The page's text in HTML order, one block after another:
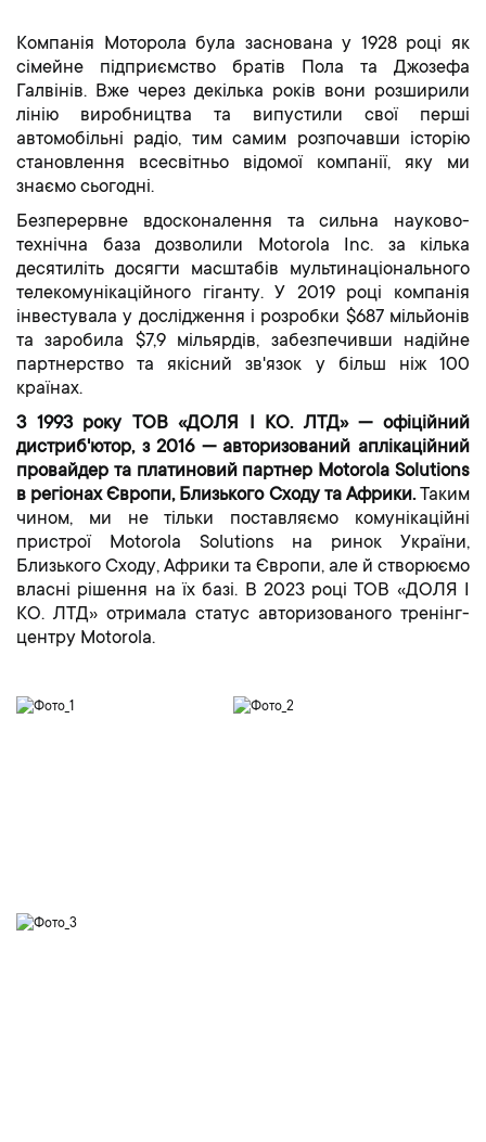
Компанія Моторола була заснована у 1928 році як
сімейне підприємство братів Пола та Джозефа
Галвінів. Вже через декілька років вони розширили
лінію виробництва та випустили свої перші
автомобільні радіо, тим самим розпочавши історію
становлення всесвітньо відомої компанії, яку ми
знаємо сьогодні.
Безперервне вдосконалення та сильна науково-
технічна база дозволили Motorola Inc. за кілька
десятиліть досягти масштабів мультинаціонального
телекомунікаційного гіганту. У 2019 році компанія
інвестувала у дослідження і розробки $687 мільйонів
та заробила $7,9 мільярдів, забезпечивши надійне
партнерство та якісний зв'язок у більш ніж 100
країнах.
З 1993 року ТОВ «ДОЛЯ І КО. ЛТД» — офіційний
дистриб'ютор, з 2016 — авторизований аплікаційний
провайдер та платиновий партнер Motorola Solutions
в регіонах Європи, Близького Сходу та Африки.Таким
чином, ми не тільки поставляємо комунікаційні
пристрої Motorola Solutions на ринок України,
Близького Сходу, Африки та Європи, але й створюємо
власні рішення на їх базі. В 2023 році ТОВ «ДОЛЯ І
КО. ЛТД» отримала статус авторизованого тренінг-
центру Motorola.